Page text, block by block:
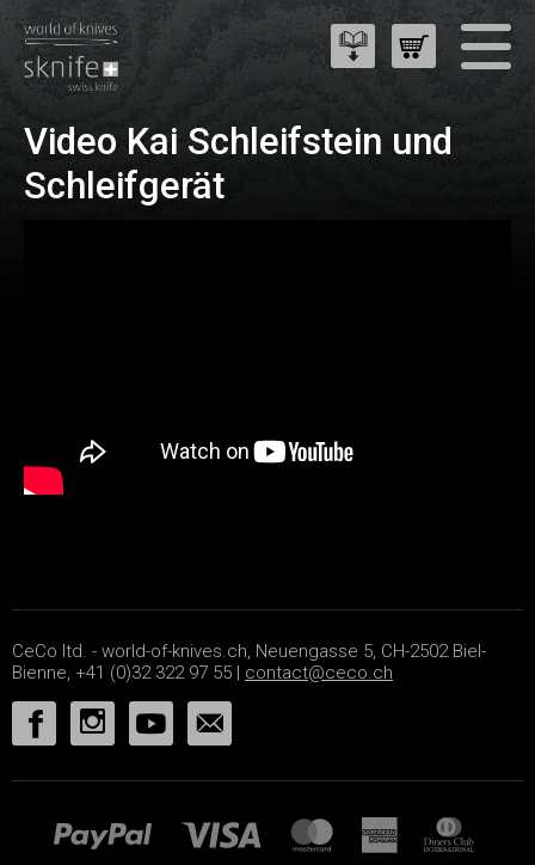
Video Kai Schleifstein und
Schleifgerät
CeCo ltd. - world-of-knives.ch, Neuengasse 5, CH-2502 Biel-
Bienne, +41 (0)32 322 97 55 | contact@ceco.ch